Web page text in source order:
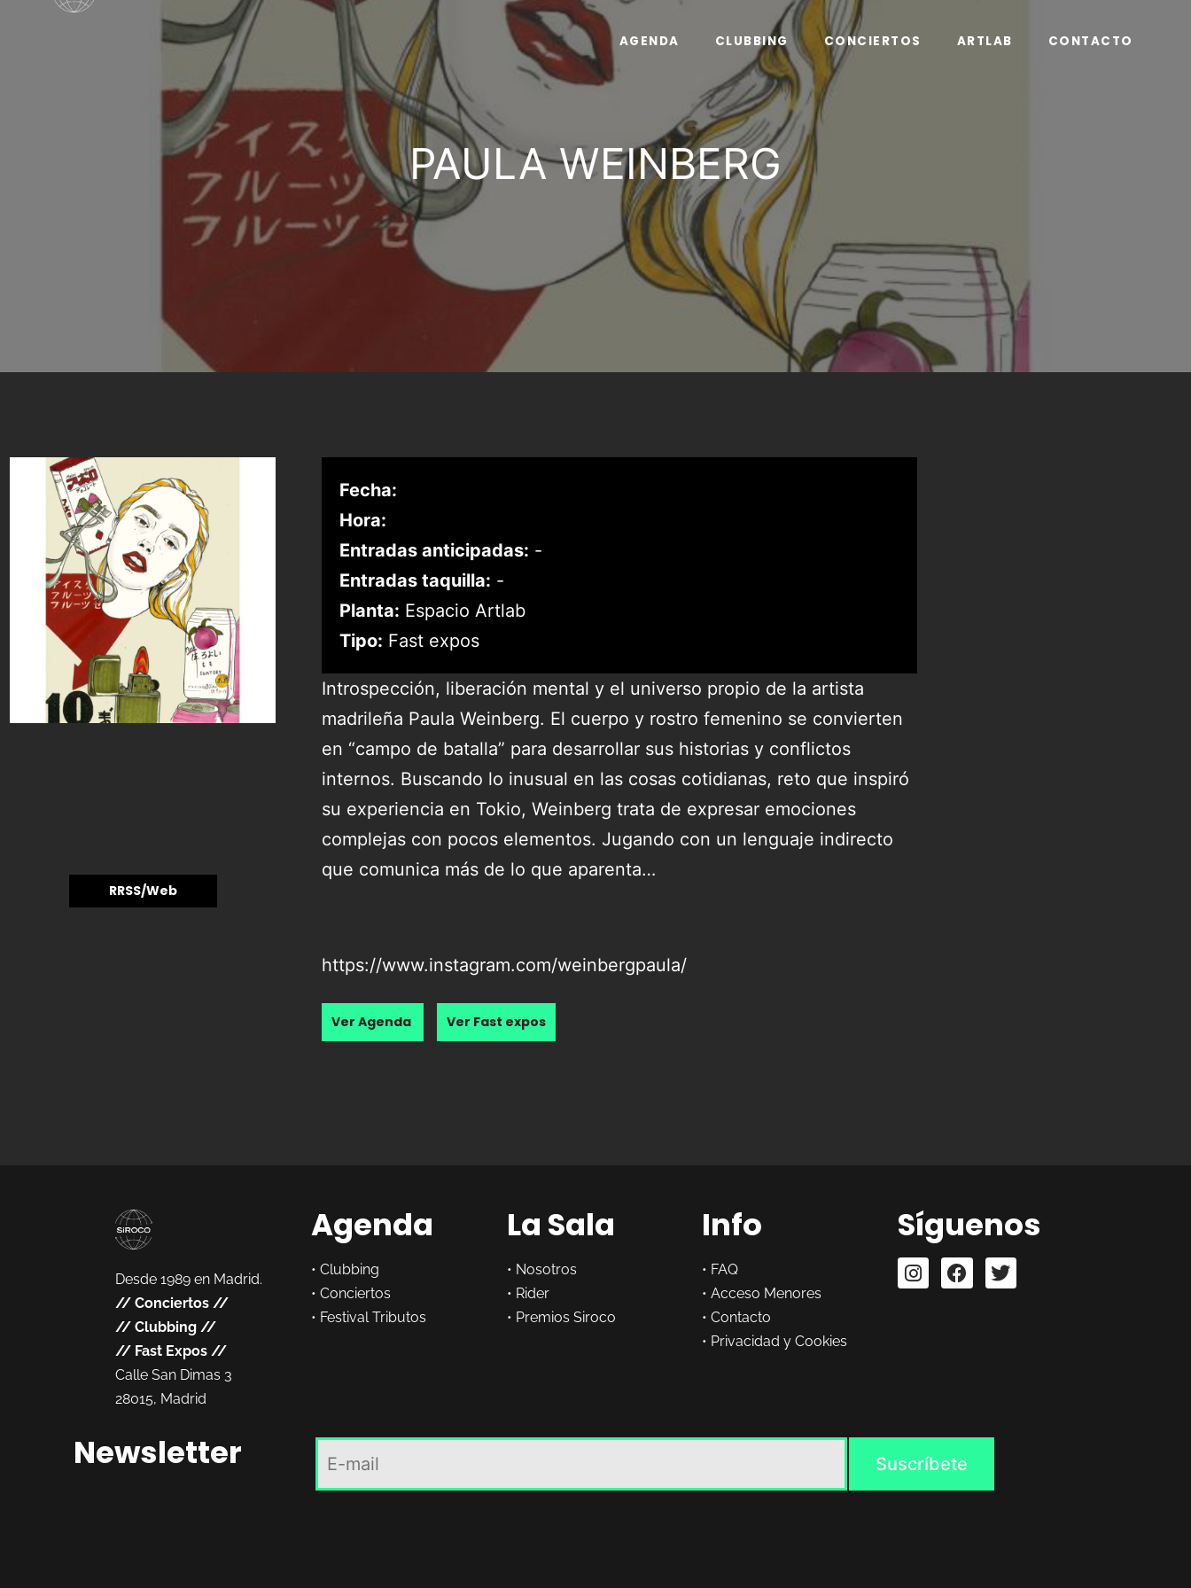
AGENDA CLUBBING CONCIERTOS ARTLAB CONTACTO
PAULA WEINBERG
RRSS/Web
Fecha:
Hora:
Entradas anticipadas: -
Entradas taquilla: -
Planta: Espacio Artlab
Tipo: Fast expos
Introspección, liberación mental y el universo propio de la artista
madrileña Paula Weinberg. El cuerpo y rostro femenino se convierten
en “campo de batalla” para desarrollar sus historias y conflictos
internos. Buscando lo inusual en las cosas cotidianas, reto que inspiró
su experiencia en Tokio, Weinberg trata de expresar emociones
complejas con pocos elementos. Jugando con un lenguaje indirecto
que comunica más de lo que aparenta…
https://www.instagram.com/weinbergpaula/
Ver Agenda Ver Fast expos
Desde 1989 en Madrid.
// Conciertos //
// Clubbing //
// Fast Expos //
Calle San Dimas 3
28015, Madrid
Agenda
• Clubbing
• Conciertos
• Festival Tributos
La Sala
• Nosotros
• Rider
• Premios Siroco
Info
• FAQ
•Acceso Menores
•Contacto
• Privacidad y Cookies
Síguenos
Newsletter